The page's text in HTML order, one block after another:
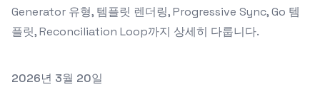
Generator 유형, 템플릿 렌더링, Progressive Sync, Go 템
플릿, Reconciliation Loop까지 상세히 다룹니다.
Published on
2026년 3월 20일